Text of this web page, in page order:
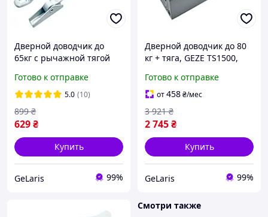
Дверной доводчик до
65кг с рычажной тягой
Доводчик дверной /
Доводчик на входную
дверь
Готово к отправке
5.0 (10)
629₴
899 ₴
Купить
GeLaris 99%
Дверной доводчик до 80
кг + тяга, GEZE TS1500,
двери / Доводчик двери /
Доводчик для дверей
Готово к отправке
от458₴/мес
2 745₴
3 921 ₴
Купить
GeLaris 99%
Смотри также